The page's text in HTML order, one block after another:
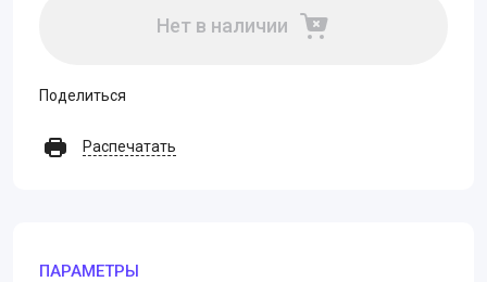
Нет в наличии
Поделиться
Распечатать
ПАРАМЕТРЫ